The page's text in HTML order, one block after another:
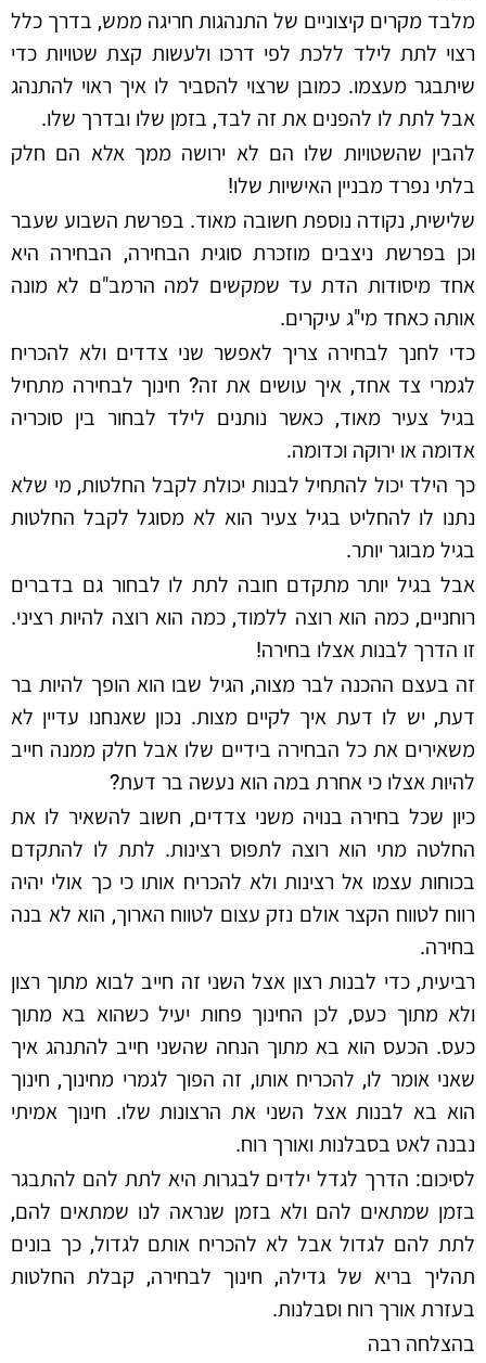
מלבד מקרים קיצוניים של התנהגות חריגה ממש, בדרך כלל
רצוי לתת לילד ללכת לפי דרכו ולעשות קצת שטויות כדי
שיתבגר מעצמו. כמובן שרצוי להסביר לו איך ראוי להתנהג
אבל לתת לו להפנים את זה לבד, בזמן שלו ובדרך שלו.
להבין שהשטויות שלו הם לא ירושה ממך אלא הם חלק
בלתי נפרד מבניין האישיות שלו!
שלישית, נקודה נוספת חשובה מאוד. בפרשת השבוע שעבר
וכן בפרשת ניצבים מוזכרת סוגית הבחירה, הבחירה היא
אחד מיסודות הדת עד שמקשים למה הרמב"ם לא מונה
אותה כאחד מי"ג עיקרים.
כדי לחנך לבחירה צריך לאפשר שני צדדים ולא להכריח
לגמרי צד אחד, איך עושים את זה? חינוך לבחירה מתחיל
בגיל צעיר מאוד, כאשר נותנים לילד לבחור בין סוכריה
אדומה או ירוקה וכדומה.
כך הילד יכול להתחיל לבנות יכולת לקבל החלטות, מי שלא
נתנו לו להחליט בגיל צעיר הוא לא מסוגל לקבל החלטות
בגיל מבוגר יותר.
אבל בגיל יותר מתקדם חובה לתת לו לבחור גם בדברים
רוחניים, כמה הוא רוצה ללמוד, כמה הוא רוצה להיות רציני.
זו הדרך לבנות אצלו בחירה!
זה בעצם ההכנה לבר מצוה, הגיל שבו הוא הופך להיות בר
דעת, יש לו דעת איך לקיים מצות. נכון שאנחנו עדיין לא
משאירים את כל הבחירה בידיים שלו אבל חלק ממנה חייב
להיות אצלו כי אחרת במה הוא נעשה בר דעת?
כיון שכל בחירה בנויה משני צדדים, חשוב להשאיר לו את
החלטה מתי הוא רוצה לתפוס רצינות. לתת לו להתקדם
בכוחות עצמו אל רצינות ולא להכריח אותו כי כך אולי יהיה
רווח לטווח הקצר אולם נזק עצום לטווח הארוך, הוא לא בנה
בחירה.
רביעית, כדי לבנות רצון אצל השני זה חייב לבוא מתוך רצון
ולא מתוך כעס, לכן החינוך פחות יעיל כשהוא בא מתוך
כעס. הכעס הוא בא מתוך הנחה שהשני חייב להתנהג איך
שאני אומר לו, להכריח אותו, זה הפוך לגמרי מחינוך, חינוך
הוא בא לבנות אצל השני את הרצונות שלו. חינוך אמיתי
נבנה לאט בסבלנות ואורך רוח.
לסיכום: הדרך לגדל ילדים לבגרות היא לתת להם להתבגר
בזמן שמתאים להם ולא בזמן שנראה לנו שמתאים להם,
לתת להם לגדול אבל לא להכריח אותם לגדול, כך בונים
תהליך בריא של גדילה, חינוך לבחירה, קבלת החלטות
בעזרת אורך רוח וסבלנות.
בהצלחה רבה